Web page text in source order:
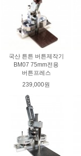
국산 튼튼 버튼제작기
BM07 75mm전용
버튼프레스
239,000원